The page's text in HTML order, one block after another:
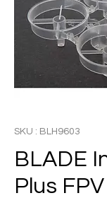
SKU : BLH9603
BLADE
Plus